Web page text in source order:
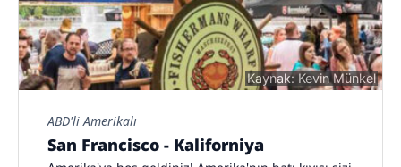
Kaynak: Kevin Münkel
ABD'li Amerikalı
San Francisco - Kaliforniya